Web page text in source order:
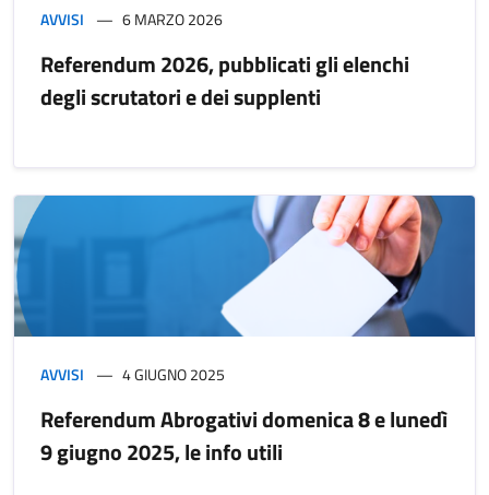
AVVISI 6 MARZO 2026
Referendum 2026, pubblicati gli elenchi
degli scrutatori e dei supplenti
AVVISI 4 GIUGNO 2025
Referendum Abrogativi domenica 8 e lunedì
9 giugno 2025, le info utili